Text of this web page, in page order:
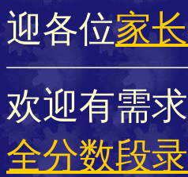
迎各位家
欢迎有需
全分数段